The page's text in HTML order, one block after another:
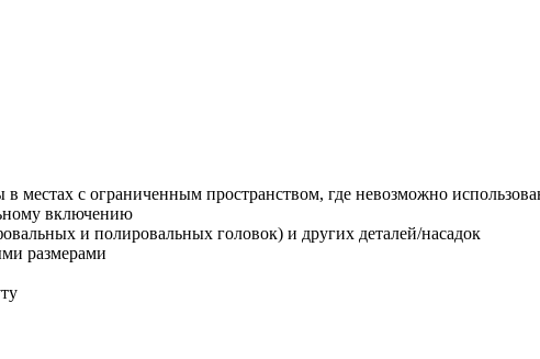
в местах с ограниченным пространством, где невозможно
включению
и полировальных головок) и других деталей/насадок
размерами